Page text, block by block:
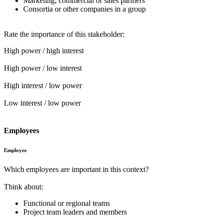
Consortia or other companies in a group
Rate the importance of this stakeholder:
High power / high interest
High power / low interest
High interest / low power
Low interest / low power
Employees
Employee
Which employees are important in this context?
Think about:
Functional or regional teams
Project team leaders and members